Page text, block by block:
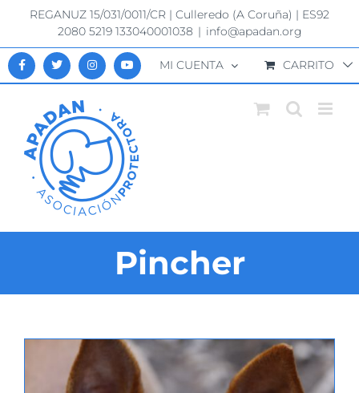
Saltar
contenido
REGANUZ 15/031/0011/CR | Culleredo (A Coruña) | ES92
2080 5219 133040001038 | info@apadan.org
MI CUENTA CARRITO
Pincher